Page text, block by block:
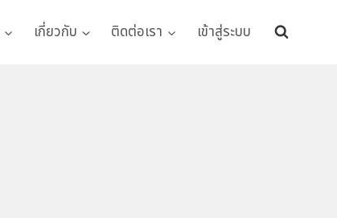
เกี่ยวกับ ติดต่อเรา เข้าสู่ระบบ